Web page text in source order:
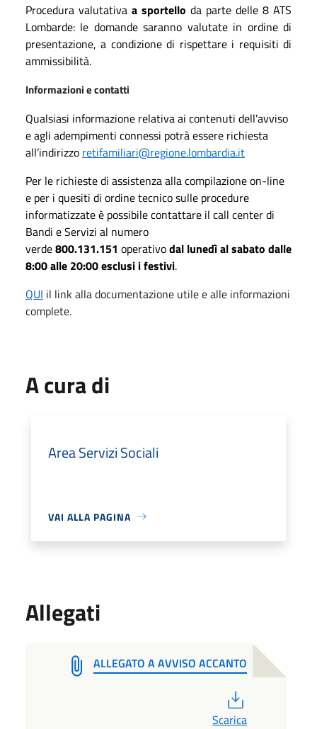
Procedura valutativa a sportello da parte delle 8 ATS
Lombarde: le domande saranno valutate in ordine di
presentazione, a condizione di rispettare i requisiti di
ammissibilità.
Informazioni e contatti
Qualsiasi informazione relativa ai contenuti dell’avviso
e agli adempimenti connessi potrà essere richiesta
all’indirizzo retifamiliari@regione.lombardia.it
Per le richieste di assistenza alla compilazione on-line
e per i quesiti di ordine tecnico sulle procedure
informatizzate è possibile contattare il call center di
Bandi e Servizi al numero
verde800.131.151 operativodal lunedì al sabato dalle
8:00 alle 20:00 esclusi i festivi.
QUI il link alla documentazione utile e alle informazioni
complete.
A cura di
Area Servizi Sociali
VAI ALLA PAGINA
Allegati
ALLEGATO A AVVISO ACCANTO
Scarica